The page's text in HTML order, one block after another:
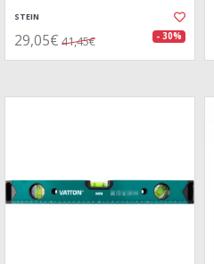
STEIN
29,05€ 41,45€ - 30%